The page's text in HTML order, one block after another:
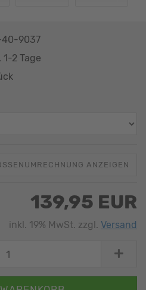
9037
1-2 Tage
ANZEIGEN
139,95 EUR
inkl. 19% MwSt. zzgl. Versand